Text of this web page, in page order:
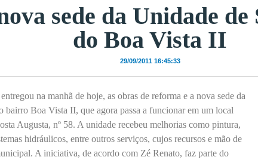
sede da Unidade
do Boa Vista II
29/09/2011 16:45:33
na manhã de hoje, as obras de reforma e a nova sede da
Boa Vista II, que agora passa a funcionar em um local
Augusta, nº 58. A unidade recebeu melhorias como pintura,
hidráulicos, entre outros serviços, cujos recursos e mão de
A iniciativa, de acordo com Zé Renato, faz parte do